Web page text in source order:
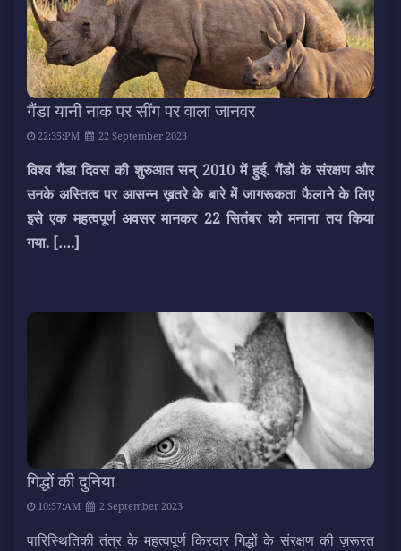
गैंडा यानी नाक पर सींग पर वाला जानवर
22:35:PM 22 September 2023
विश्व गैंडा दिवस की शुरुआत सन् 2010 में हुई. गैंडों के संरक्षण और
उनके अस्तित्व पर आसन्न ख़तरे के बारे में जागरूकता फैलाने के लिए
इसे एक महत्वपूर्ण अवसर मानकर 22 सितंबर को मनाना तय किया
गया. [….]
गिद्धों की दुनिया
10:57:AM 2 September 2023
पारिस्थितिकी तंत्र के महत्वपूर्ण किरदार गिद्धों के संरक्षण की ज़रूरत